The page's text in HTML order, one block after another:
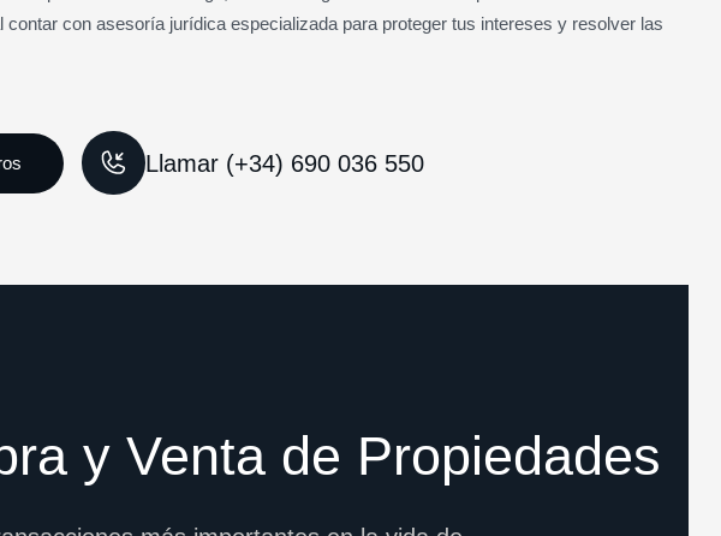
contar con asesoría jurídica especializada para proteger tus intereses y resolver las
Llamar (+34) 690 036 550
y Venta de Propiedades